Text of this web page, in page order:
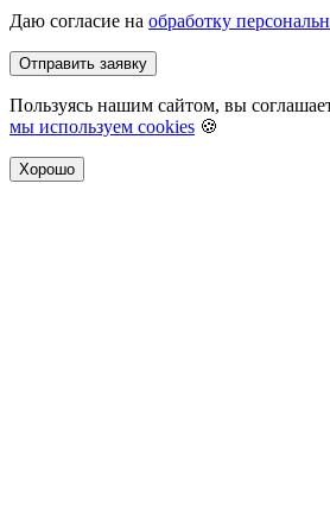
Даю согласие на обработку
Отправить заявку
Пользуясь нашим сайтом, вы
мы используем cookies 🍪
Хорошо